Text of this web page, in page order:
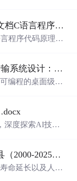
、滚动控制（Scr
递、生命周期、Is
stm32单片机项目资料课程设计文档C语言程序代码原理图电路PCB实例无线智能报警器的设计
程序代码原理图
分子通信基于化学信号的文本传输系统设计：桌面式实验平台实现与非线性特性分析
编程的桌面级分
辅助的通信机
了即使在非理想
纳米技术、生物
; 使用场景
深度探索AI技术
创新与产业创新
老龄化数据集-世界/中国/省/市/县（2000-2025年）
命延长以及人口